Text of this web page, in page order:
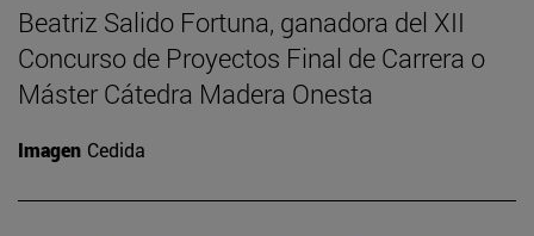
Beatriz Salido Fortuna, ganadora del XII
Concurso de Proyectos Final de Carrera o
Máster Cátedra Madera Onesta
Imagen Cedida